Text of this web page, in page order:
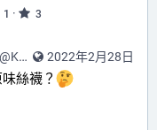
1 · 3
2022年2月28日
@KagurazakaInkscape@mastodon.social
絲襪？